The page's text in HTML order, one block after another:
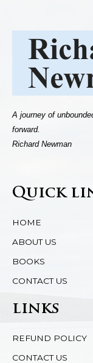
A journey of
forward.
Richard Newman
Quick
HOME
ABOUT US
BOOKS
CONTACT US
links
REFUND POLICY
CONTACT US